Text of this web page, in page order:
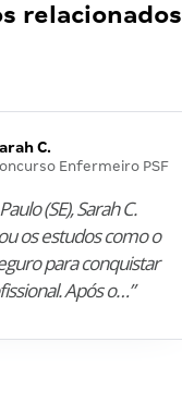
relacionados
C.
Enfermeiro PSF
(SE), Sarah C.
os estudos como o
para conquistar
Após o…”